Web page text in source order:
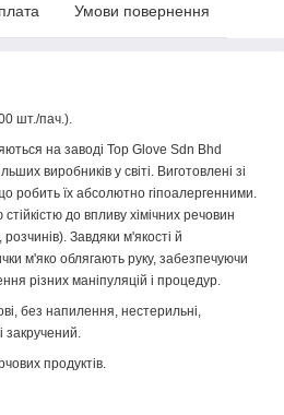
Умови повернення
шт./пач.).
на заводі Top Glove Sdn Bhd
виробників у світі. Виготовлені зі
робить їх абсолютно гіпоалергенними.
до впливу хімічних речовин
розчинів). Завдяки м'якості й
м'яко облягають руку, забезпечуючи
різних маніпуляцій і процедур.
без напилення, нестерильні,
закручений.
продуктів.